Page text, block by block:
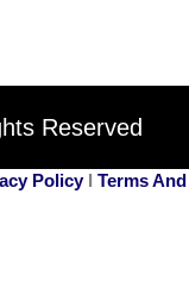
Reserved
PolicyI Terms And